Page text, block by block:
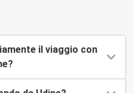
il viaggio con